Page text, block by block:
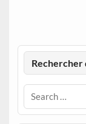
Rechercher